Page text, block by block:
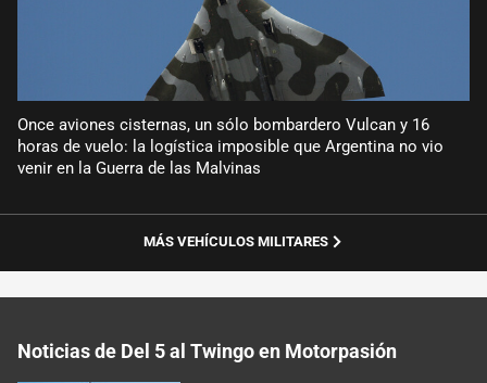
Once aviones cisternas, un sólo bombardero Vulcan y 16
horas de vuelo: la logística imposible que Argentina no vio
venir en la Guerra de las Malvinas
MÁS VEHÍCULOS MILITARES
Noticias de Del 5 al Twingo en Motorpasión